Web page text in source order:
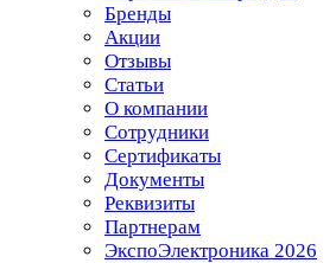
Бренды
Акции
Отзывы
Статьи
О компании
Сотрудники
Сертификаты
Документы
Реквизиты
Партнерам
ЭкспоЭлектроника 2026